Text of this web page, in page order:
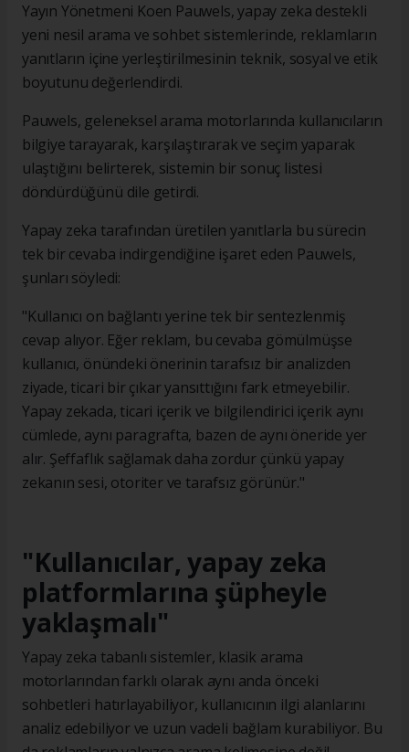
Yayın Yönetmeni Koen Pauwels, yapay zeka destekli
yeni nesil arama ve sohbet sistemlerinde, reklamların
yanıtların içine yerleştirilmesinin teknik, sosyal ve etik
boyutunu değerlendirdi.
Pauwels, geleneksel arama motorlarında kullanıcıların
bilgiye tarayarak, karşılaştırarak ve seçim yaparak
ulaştığını belirterek, sistemin bir sonuç listesi
döndürdüğünü dile getirdi.
Yapay zeka tarafından üretilen yanıtlarla bu sürecin
tek bir cevaba indirgendiğine işaret eden Pauwels,
şunları söyledi:
"Kullanıcı on bağlantı yerine tek bir sentezlenmiş
cevap alıyor. Eğer reklam, bu cevaba gömülmüşse
kullanıcı, önündeki önerinin tarafsız bir analizden
ziyade, ticari bir çıkar yansıttığını fark etmeyebilir.
Yapay zekada, ticari içerik ve bilgilendirici içerik aynı
cümlede, aynı paragrafta, bazen de aynı öneride yer
alır. Şeffaflık sağlamak daha zordur çünkü yapay
zekanın sesi, otoriter ve tarafsız görünür."
"Kullanıcılar, yapay zeka
platformlarına şüpheyle
yaklaşmalı"
Yapay zeka tabanlı sistemler, klasik arama
motorlarından farklı olarak aynı anda önceki
sohbetleri hatırlayabiliyor, kullanıcının ilgi alanlarını
analiz edebiliyor ve uzun vadeli bağlam kurabiliyor. Bu